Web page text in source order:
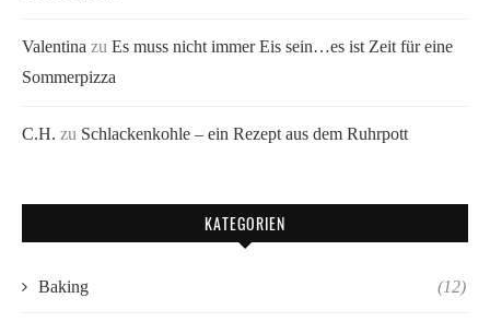
Valentina zu Es muss nicht immer Eis sein…es ist Zeit für eine
Sommerpizza
C.H. zu Schlackenkohle – ein Rezept aus dem Ruhrpott
KATEGORIEN
Baking (12)